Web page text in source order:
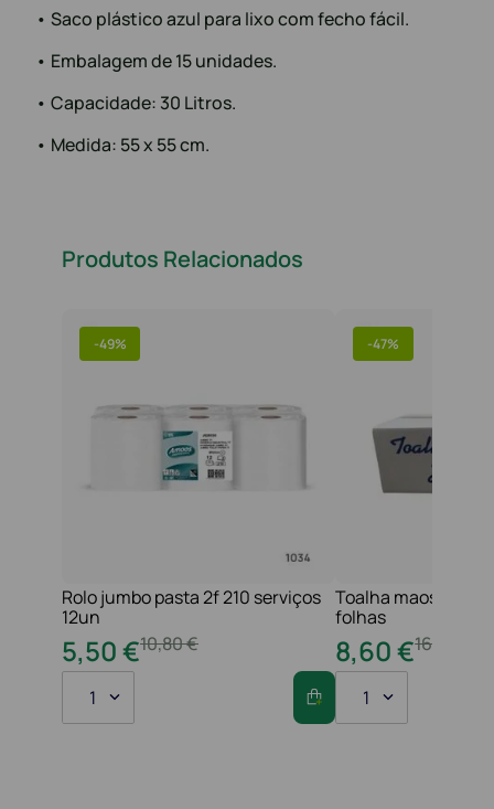
• Saco plástico azul para lixo com fecho fácil.
• Embalagem de 15 unidades.
• Capacidade: 30 Litros.
• Medida: 55 x 55 cm.
Produtos Relacionados
-49%
Rolo jumbo pasta 2f 210 serviços
12un
10,80€
5,50€
1
-47%
Toalha maos 2f
folhas
16
8,60€
1